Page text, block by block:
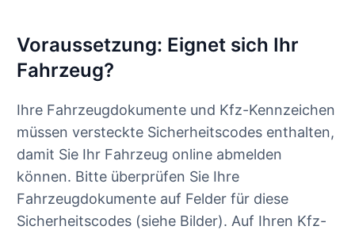
Voraussetzung: Eignet sich Ihr
Fahrzeug?
Ihre Fahrzeugdokumente und Kfz-Kennzeichen
müssen versteckte Sicherheitscodes enthalten,
damit Sie Ihr Fahrzeug online abmelden
können. Bitte überprüfen Sie Ihre
Fahrzeugdokumente auf Felder für diese
Sicherheitscodes (siehe Bilder). Auf Ihren Kfz-